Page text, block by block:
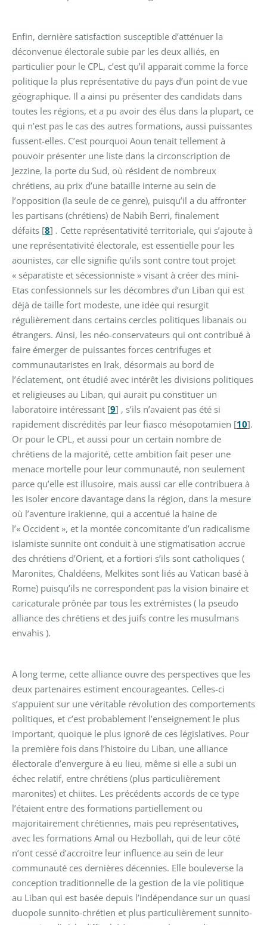
Enfin, dernière satisfaction susceptible d’atténuer la
déconvenue électorale subie par les deux alliés, en
particulier pour le CPL, c’est qu’il apparait comme la force
politique la plus représentative du pays d’un point de vue
géographique. Il a ainsi pu présenter des candidats dans
toutes les régions, et a pu avoir des élus dans la plupart, ce
qui n’est pas le cas des autres formations, aussi puissantes
fussent-elles. C’est pourquoi Aoun tenait tellement à
pouvoir présenter une liste dans la circonscription de
Jezzine, la porte du Sud, où résident de nombreux
chrétiens, au prix d’une bataille interne au sein de
l’opposition (la seule de ce genre), puisqu’il a du affronter
les partisans (chrétiens) de Nabih Berri, finalement
défaits [8] . Cette représentativité territoriale, qui s’ajoute à
une représentativité électorale, est essentielle pour les
aounistes, car elle signifie qu’ils sont contre tout projet
« séparatiste et sécessionniste » visant à créer des mini-
Etas confessionnels sur les décombres d’un Liban qui est
déjà de taille fort modeste, une idée qui resurgit
régulièrement dans certains cercles politiques libanais ou
étrangers. Ainsi, les néo-conservateurs qui ont contribué à
faire émerger de puissantes forces centrifuges et
communautaristes en Irak, désormais au bord de
l’éclatement, ont étudié avec intérêt les divisions politiques
et religieuses au Liban, qui aurait pu constituer un
laboratoire intéressant [9] , s’ils n’avaient pas été si
rapidement discrédités par leur fiasco mésopotamien [10].
Or pour le CPL, et aussi pour un certain nombre de
chrétiens de la majorité, cette ambition fait peser une
menace mortelle pour leur communauté, non seulement
parce qu’elle est illusoire, mais aussi car elle contribuera à
les isoler encore davantage dans la région, dans la mesure
où l’aventure irakienne, qui a accentué la haine de
l’« Occident », et la montée concomitante d’un radicalisme
islamiste sunnite ont conduit à une stigmatisation accrue
des chrétiens d’Orient, et a fortiori s’ils sont catholiques (
Maronites, Chaldéens, Melkites sont liés au Vatican basé à
Rome) puisqu’ils ne correspondent pas la vision binaire et
caricaturale prônée par tous les extrémistes ( la pseudo
alliance des chrétiens et des juifs contre les musulmans
envahis ).
A long terme, cette alliance ouvre des perspectives que les
deux partenaires estiment encourageantes. Celles-ci
s’appuient sur une véritable révolution des comportements
politiques, et c’est probablement l’enseignement le plus
important, quoique le plus ignoré de ces législatives. Pour
la première fois dans l’histoire du Liban, une alliance
électorale d’envergure à eu lieu, même si elle a subi un
échec relatif, entre chrétiens (plus particulièrement
maronites) et chiites. Les précédents accords de ce type
l’étaient entre des formations partiellement ou
majoritairement chrétiennes, mais peu représentatives,
avec les formations Amal ou Hezbollah, qui de leur côté
n’ont cessé d’accroitre leur influence au sein de leur
communauté ces dernières décennies. Elle bouleverse la
conception traditionnelle de la gestion de la vie politique
au Liban qui est basée depuis l’indépendance sur un quasi
duopole sunnito-chrétien et plus particulièrement sunnito-